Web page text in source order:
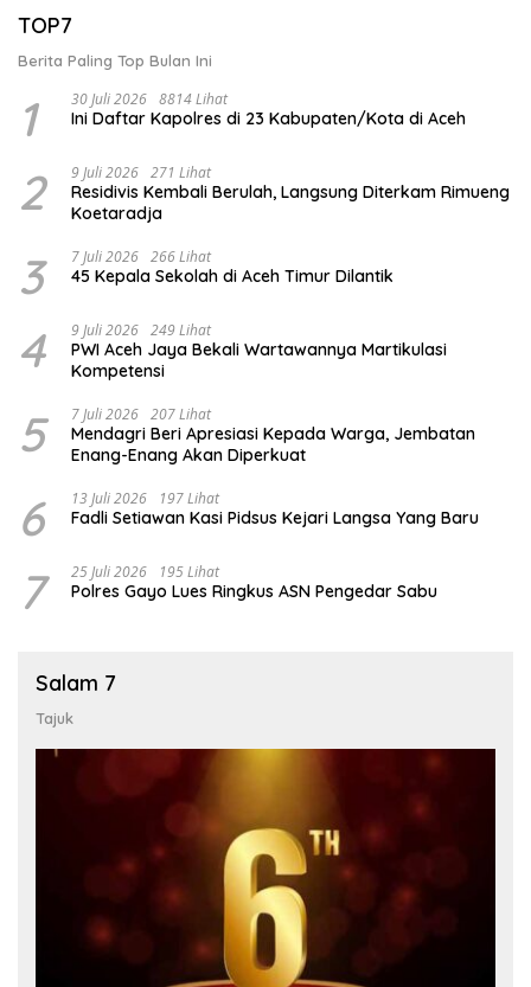
TOP7
Berita Paling Top Bulan Ini
1 30 Juli 2026 8814 Lihat
Ini Daftar Kapolres di 23 Kabupaten/Kota di Aceh
2 9 Juli 2026 271 Lihat
Residivis Kembali Berulah, Langsung Diterkam Rimueng
Koetaradja
3 7 Juli 2026 266 Lihat
45 Kepala Sekolah di Aceh Timur Dilantik
4 9 Juli 2026 249 Lihat
PWI Aceh Jaya Bekali Wartawannya Martikulasi
Kompetensi
5 7 Juli 2026 207 Lihat
Mendagri Beri Apresiasi Kepada Warga, Jembatan
Enang-Enang Akan Diperkuat
6 13 Juli 2026 197 Lihat
Fadli Setiawan Kasi Pidsus Kejari Langsa Yang Baru
7 25 Juli 2026 195 Lihat
Polres Gayo Lues Ringkus ASN Pengedar Sabu
Salam 7
Tajuk